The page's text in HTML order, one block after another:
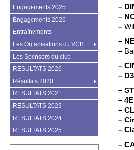
–
–
–
–
–
–
– D3
–
–
–
–
–
–
Engagements 2025
Engagements 2026
Entraînements
Les Organisations du VCB.
Les Sponsors du club
RESULTATS 2026
Résultats 2020
RESULTATS 2021
RESULTATS 2023
RESULTATS 2024
RESULTATS 2025